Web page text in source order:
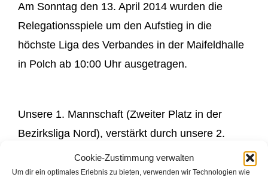
Cookie-Zustimmung verwalten
Um dir ein optimales Erlebnis zu bieten, verwenden wir Technologien wie
Am Sonntag den 13. April 2014 wurden die
Relegationsspiele um den Aufstieg in die
höchste Liga des Verbandes in der Maifeldhalle
in Polch ab 10:00 Uhr ausgetragen.
Unsere 1. Mannschaft (Zweiter Platz in der
Bezirksliga Nord), verstärkt durch unsere 2.
Mannschaft, maß sich gegen die 2. Mannschaft
des BSC Güls und der 1. Mannschaft aus Trier-